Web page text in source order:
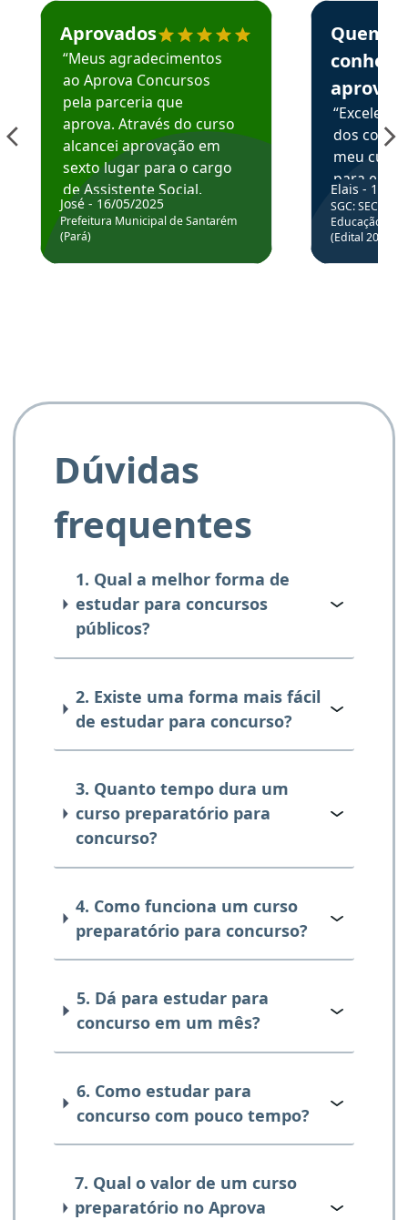
Estudante José recomenda o Aprova Concursos em
Aprovados
“Meus agradecimentos
ao Aprova Concursos
pela parceria que
aprova. Através do curso
alcancei aprovação em
sexto lugar para o cargo
de Assistente Social.
Hoje estou atuando na
Prefeitura de Santarém.
José - 16/05/2025
Prefeitura Municipal de Santarém
(Pará)
Estudante
Quem
aprova
dos
meu
para
colocar
através
de
Elais - 15/
SGC: SEC BA
Educação
(Edital
Dúvidas
frequentes
1. Qual a melhor forma de
estudar para concursos
públicos?
2. Existe uma forma mais fácil
de estudar para concurso?
3. Quanto tempo dura um
curso preparatório para
concurso?
4. Como funciona um curso
preparatório para concurso?
5. Dá para estudar para
concurso em um mês?
6. Como estudar para
concurso com pouco tempo?
7. Qual o valor de um curso
preparatório no Aprova